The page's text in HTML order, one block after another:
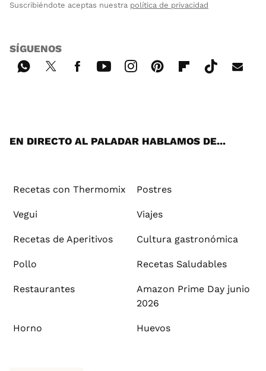
Suscribiéndote aceptas nuestra política de privacidad
SÍGUENOS
EN DIRECTO AL PALADAR HABLAMOS DE...
Recetas con Thermomix Postres
Vegui Viajes
Recetas de Aperitivos Cultura gastronómica
Pollo Recetas Saludables
Restaurantes
Amazon Prime Day junio
2026
Horno Huevos